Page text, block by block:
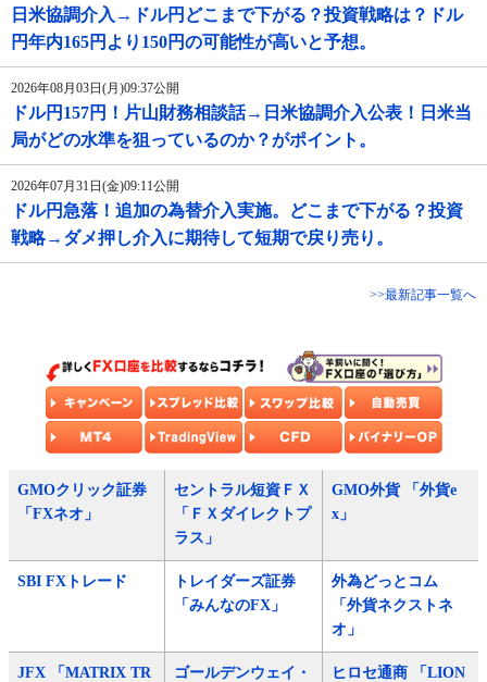
日米協調介入→ドル円どこまで下がる？投資戦略は？ドル
円年内165円より150円の可能性が高いと予想。
2026年08月03日(月)09:37公開
ドル円157円！片山財務相談話→日米協調介入公表！日米当
局がどの水準を狙っているのか？がポイント。
2026年07月31日(金)09:11公開
ドル円急落！追加の為替介入実施。どこまで下がる？投資
戦略→ダメ押し介入に期待して短期で戻り売り。
>>最新記事一覧へ
GMOクリック証券
「FXネオ」
セントラル短資ＦＸ
「ＦＸダイレクトプ
ラス」
GMO外貨 「外貨e
x」
SBI FXトレード
トレイダーズ証券
「みんなのFX」
外為どっとコム
「外貨ネクストネ
オ」
JFX 「MATRIX TR
ゴールデンウェイ・
ヒロセ通商 「LION